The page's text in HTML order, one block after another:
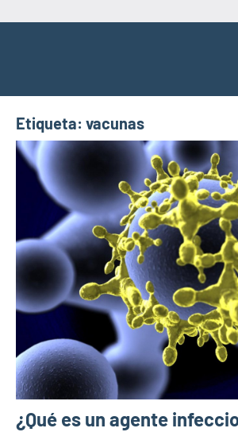
Etiqueta: vacunas
¿Qué es un agente